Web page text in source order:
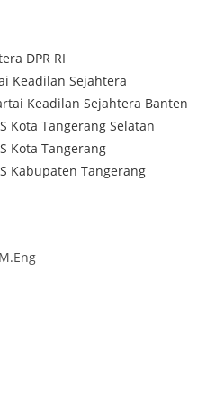
DPR RI
Keadilan Sejahtera
Keadilan Sejahtera Banten
Kota Tangerang Selatan
Kota Tangerang
Kabupaten Tangerang